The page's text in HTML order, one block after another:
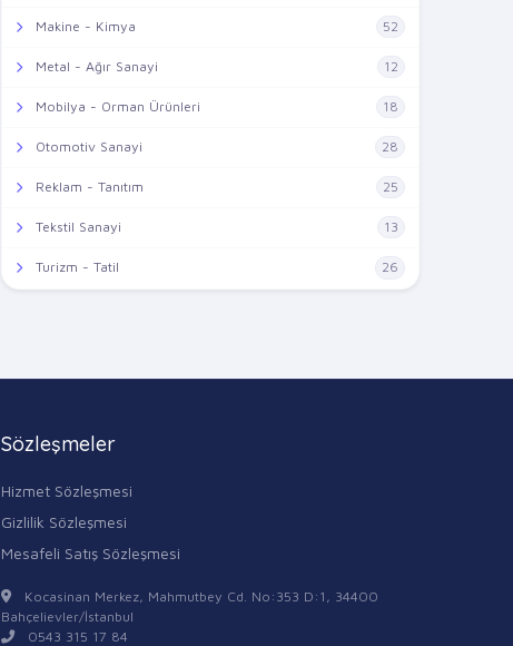
Makine - Kimya 52
Metal - Ağır Sanayi 12
Mobilya - Orman Ürünleri 18
Otomotiv Sanayi 28
Reklam - Tanıtım 25
Tekstil Sanayi 13
Turizm - Tatil 26
Sözleşmeler
Hizmet Sözleşmesi
Gizlilik Sözleşmesi
Mesafeli Satış Sözleşmesi
Kocasinan Merkez, Mahmutbey Cd. No:353 D:1, 34400
Bahçelievler/İstanbul
0543 315 17 84